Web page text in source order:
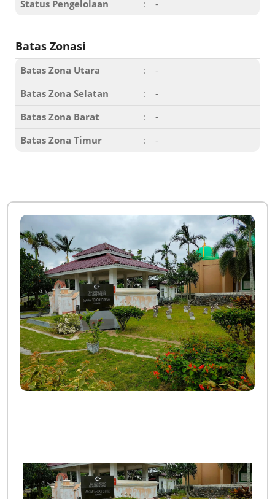
Status Pengelolaan : -
Batas Zonasi
Batas Zona Utara :
-
Batas Zona Selatan
:
-
Batas Zona Barat
:
-
Batas Zona Timur
: -